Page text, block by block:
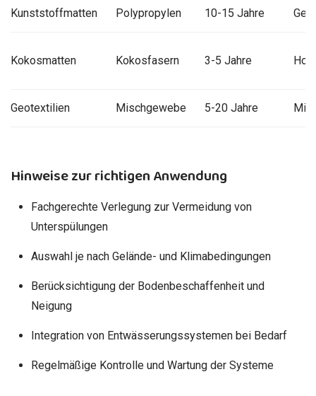
Kunststoffmatten Polypropylen 10-15 Jahre
Kokosmatten Kokosfasern 3-5 Jahre
Geotextilien Mischgewebe 5-20 Jahre
Hinweise zur richtigen Anwendung
Fachgerechte Verlegung zur Vermeidung von
Unterspülungen
Auswahl je nach Gelände- und Klimabedingungen
Berücksichtigung der Bodenbeschaffenheit und
Neigung
Integration von Entwässerungssystemen bei Bedarf
Regelmäßige Kontrolle und Wartung der Systeme